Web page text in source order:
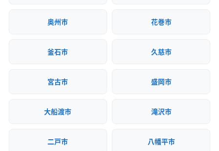
策・リス
顧客対
無料見積もり
奥州市 花巻市
釜石市 久慈市
宮古市 盛岡市
大船渡市 滝沢市
二戸市 八幡平市